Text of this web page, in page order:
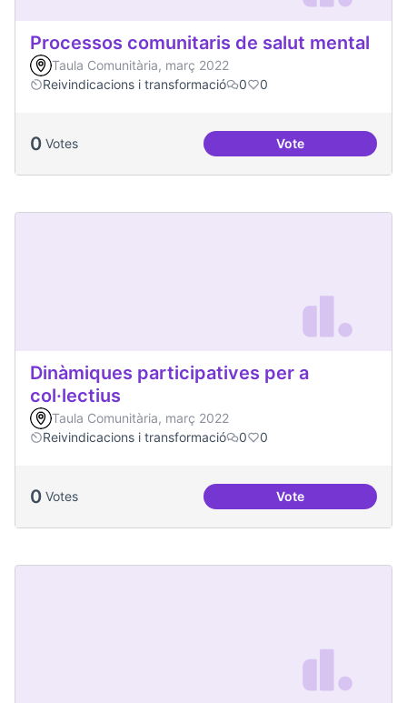
Processos comunitaris de salut mental
Taula Comunitària, març 2022
Reivindicacions i transformació
0 0
0 Votes VoteProcessos
Dinàmiques participatives per a
col·lectius
Taula Comunitària, març 2022
Reivindicacions i transformació
0 0
0 Votes VoteDinàmiques